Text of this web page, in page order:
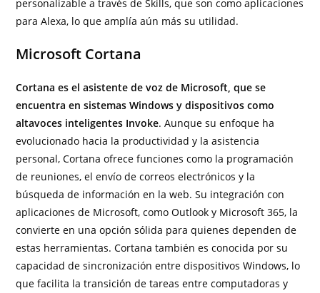
personalizable a través de Skills, que son como aplicaciones
para Alexa, lo que amplía aún más su utilidad.
Microsoft Cortana
Cortana es el asistente de voz de Microsoft, que se
encuentra en sistemas Windows y dispositivos como
altavoces inteligentes Invoke. Aunque su enfoque ha
evolucionado hacia la productividad y la asistencia
personal, Cortana ofrece funciones como la programación
de reuniones, el envío de correos electrónicos y la
búsqueda de información en la web. Su integración con
aplicaciones de Microsoft, como Outlook y Microsoft 365, la
convierte en una opción sólida para quienes dependen de
estas herramientas. Cortana también es conocida por su
capacidad de sincronización entre dispositivos Windows, lo
que facilita la transición de tareas entre computadoras y